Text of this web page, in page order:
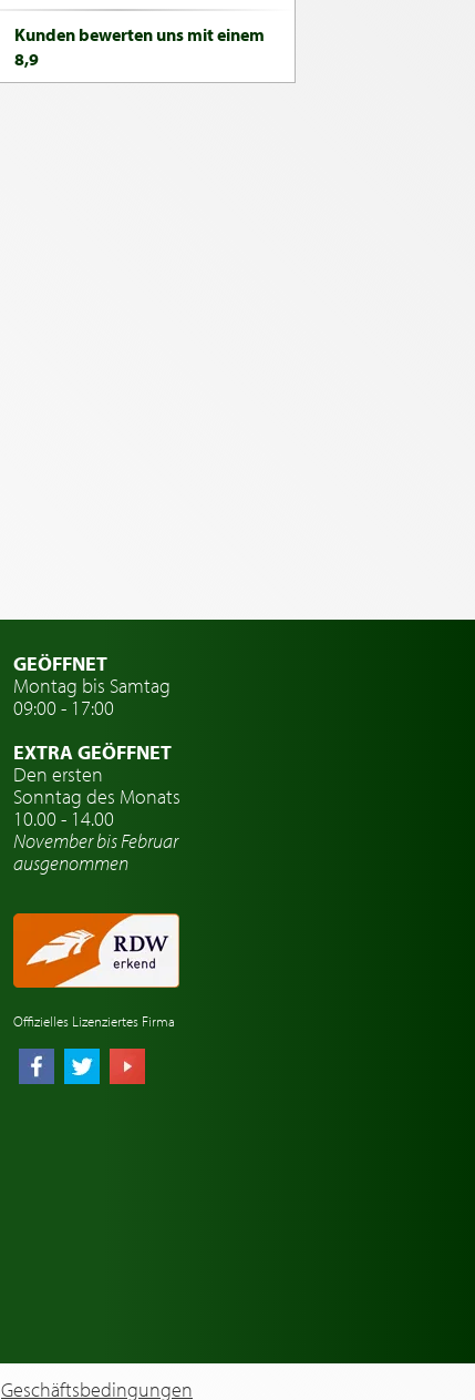
Kunden bewerten uns mit einem
8,9
GEÖFFNET
Montag bis Samtag
09:00 - 17:00
EXTRA GEÖFFNET
Den ersten
Sonntag des Monats
10.00 - 14.00
November bis Februar
ausgenommen
Offizielles Lizenziertes Firma
Geschäftsbedingungen